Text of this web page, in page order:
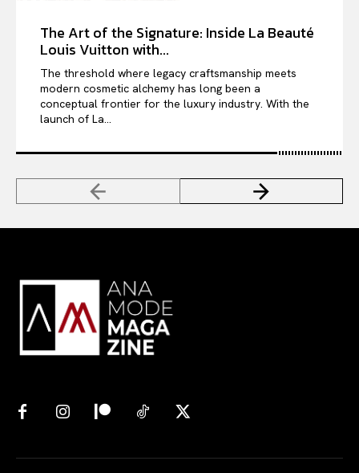
The Art of the Signature: Inside La Beauté
Louis Vuitton with...
The threshold where legacy craftsmanship meets
modern cosmetic alchemy has long been a
conceptual frontier for the luxury industry. With the
launch of La...